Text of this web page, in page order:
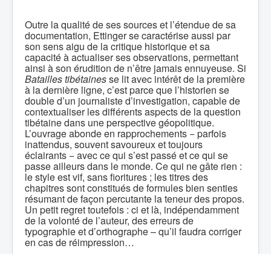
Outre la qualité de ses sources et l’étendue de sa
documentation, Ettinger se caractérise aussi par
son sens aigu de la critique historique et sa
capacité à actualiser ses observations, permettant
ainsi à son érudition de n’être jamais ennuyeuse. Si
Batailles tibétainesse lit avec intérêt de la première
à la dernière ligne, c’est parce que l’historien se
double d’un journaliste d’investigation, capable de
contextualiser les différents aspects de la question
tibétaine dans une perspective géopolitique.
L’ouvrage abonde en rapprochements − parfois
inattendus, souvent savoureux et toujours
éclairants − avec ce qui s’est passé et ce qui se
passe ailleurs dans le monde. Ce qui ne gâte rien :
le style est vif, sans fioritures ; les titres des
chapitres sont constitués de formules bien senties
résumant de façon percutante la teneur des propos.
Un petit regret toutefois : ci et là, indépendamment
de la volonté de l’auteur, des erreurs de
typographie et d’orthographe – qu’il faudra corriger
en cas de réimpression…